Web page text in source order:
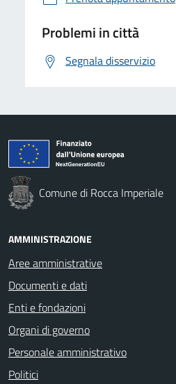
Problemi in città
Segnala disservizio
Comune di Rocca Imperiale
AMMINISTRAZIONE
Aree amministrative
Documenti e dati
Enti e fondazioni
Organi di governo
Personale amministrativo
Politici